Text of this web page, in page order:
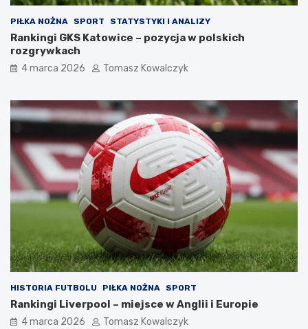
PIŁKA NOŻNA SPORT STATYSTYKI I ANALIZY
Rankingi GKS Katowice – pozycja w polskich
rozgrywkach
4 marca 2026 Tomasz Kowalczyk
HISTORIA FUTBOLU PIŁKA NOŻNA SPORT
Rankingi Liverpool – miejsce w Anglii i Europie
4 marca 2026 Tomasz Kowalczyk